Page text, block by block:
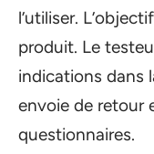
l’utiliser.
produit. Le
indications dans
envoie de retour
questionnaires.